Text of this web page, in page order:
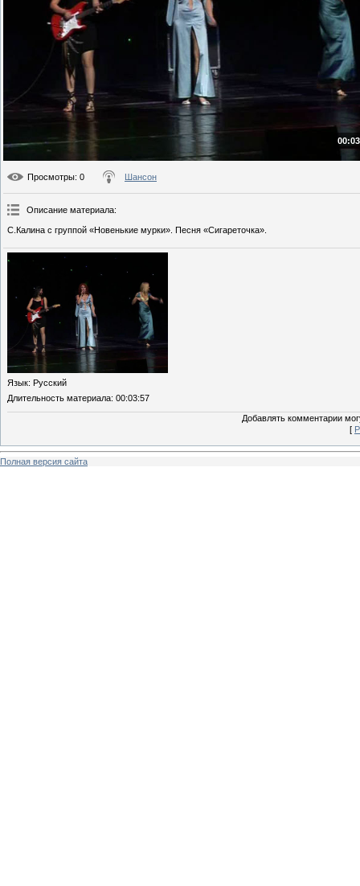
Просмотры: 0 Шансон
Описание материала:
С.Калина с группой «Новенькие мурки». Песня «Сигареточка».
Язык: Русский
Длительность материала: 00:03:57
Добавлять комментарии
[
Полная версия сайта